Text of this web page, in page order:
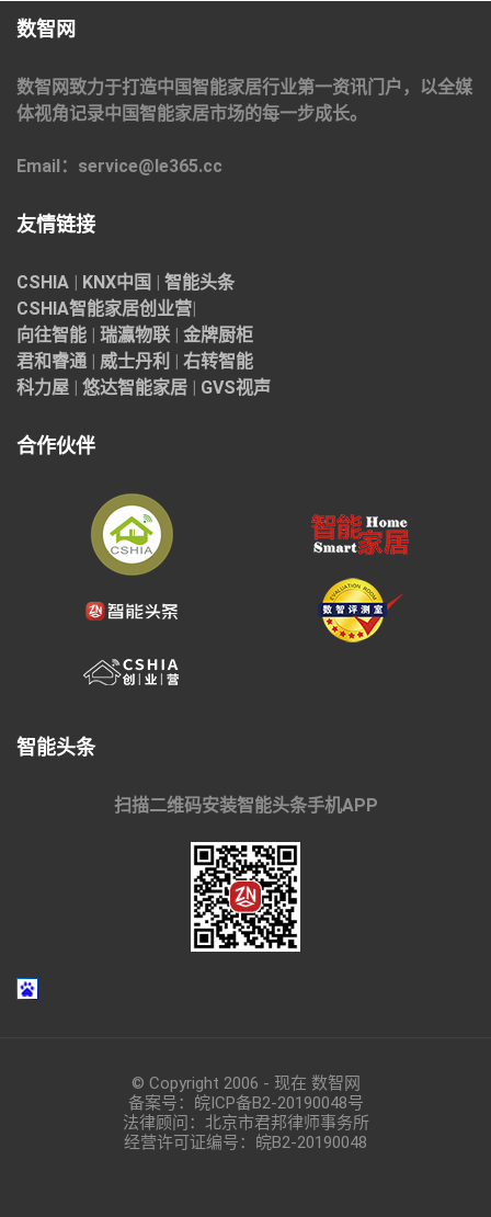
数智网
数智网致力于打造中国智能家居行业第一资讯门户，以全媒
体视角记录中国智能家居市场的每一步成长。
Email：service@le365.cc
友情链接
CSHIA KNX中国
智能头条
CSHIA智能家居创业营
向往智能
瑞瀛物联
金牌厨柜
君和睿通
威士丹利
右转智能
科力屋
悠达智能家居 GVS视声
合作伙伴
智能头条
扫描二维码安装智能头条手机APP
© Copyright 2006 - 现在 数智网
备案号： 皖ICP备B2-20190048号
法律顾问：北京市君邦律师事务所
经营许可证编号：皖B2-20190048